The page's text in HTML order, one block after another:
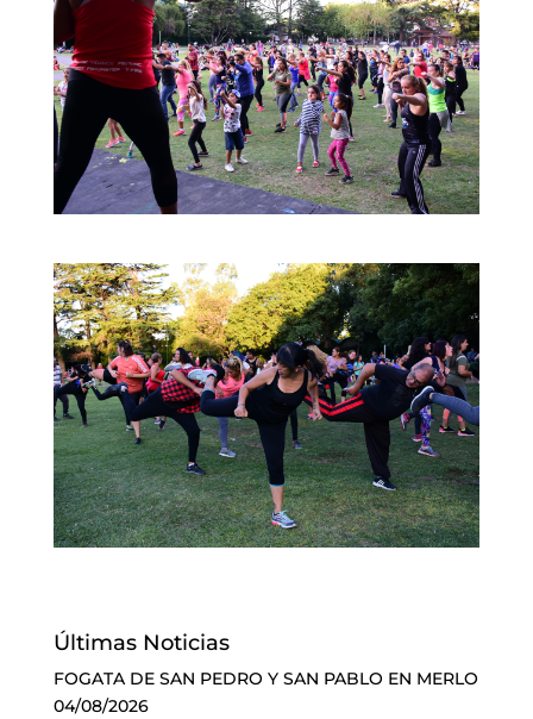
Últimas Noticias
FOGATA DE SAN PEDRO Y SAN PABLO EN MERLO
04/08/2026